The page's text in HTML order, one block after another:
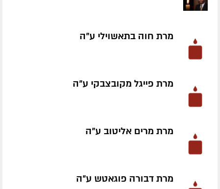
מרת חוה בתאשוילי ע״ה
מרת פייגל מקובצבקי ע״ה
מרת מרים אליטוב ע״ה
מרת דבורה פוגאטש ע״ה